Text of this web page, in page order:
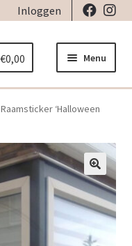
Inloggen
Menu
Home
Decoratie
Geboorte
Stickers
€0,00
Raamsticker ‘Halloween
🔍